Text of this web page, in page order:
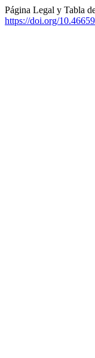
Página Legal y Tabla
https://doi.org/